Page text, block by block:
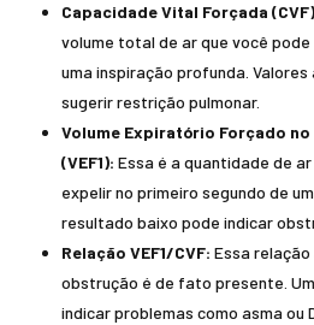
Capacidade Vital Forçada
volume total de ar que você
uma inspiração profunda.
sugerir restrição pulmonar.
Volume Expiratório Forçado
(VEF1): Essa é a quantidade de
expelir no primeiro segundo de
resultado baixo pode indicar
Relação VEF1/CVF: Essa
obstrução é de fato presente.
indicar problemas como asma ou